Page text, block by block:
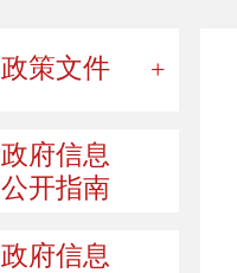
政策文件
政府信息
公开指南
政府信息